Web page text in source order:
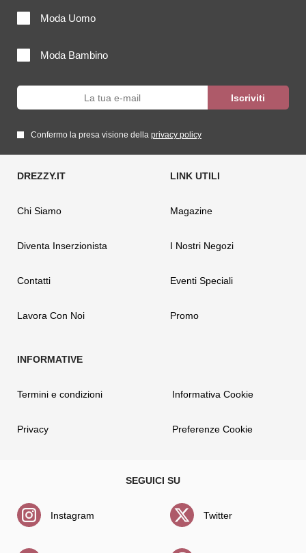
Moda Uomo
Moda Bambino
Confermo la presa visione della privacy policy
Chi Siamo
Diventa Inserzionista
Contatti
Lavora Con Noi
Magazine
I Nostri Negozi
Eventi Speciali
Promo
Termini e condizioni
Privacy
Informativa Cookie
Preferenze Cookie
Instagram Twitter